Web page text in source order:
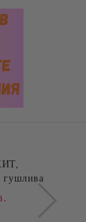
гушлива